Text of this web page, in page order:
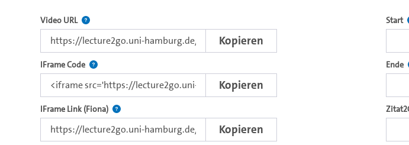
Video URL Der Link zu diesem Video
Kopieren
IFrame Code Nutzen Sie diesen Code, um das Video mit dem Lecture2Go-Videoplayer einzubetten.
Kopieren
IFrame Link (Fiona) Direkter IFrame-Link zur Weitergabe an externe Web-Applikationen.
Kopieren
Start
Ende